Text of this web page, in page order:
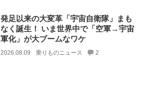
発足以来の大変革「宇宙自衛隊」まも
なく誕生！ いま世界中で「空軍→宇宙
軍化」が大ブームなワケ
2026.08.09 乗りものニュース 2